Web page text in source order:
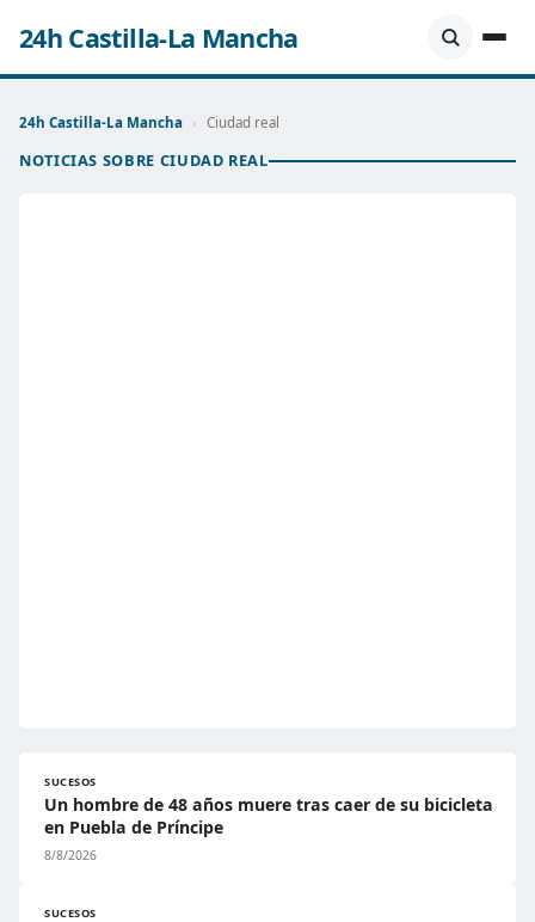
24h Castilla-La Mancha
24h Castilla-La Mancha › Ciudad real
NOTICIAS SOBRE CIUDAD REAL
SUCESOS
Un hombre de 48 años muere tras caer de su bicicleta
en Puebla de Príncipe
8/8/2026
SUCESOS